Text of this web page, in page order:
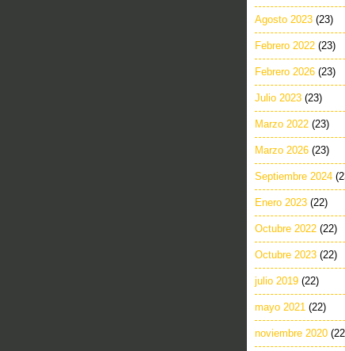
Agosto 2023 (23)
Febrero 2022 (23)
Febrero 2026 (23)
Julio 2023 (23)
Marzo 2022 (23)
Marzo 2026 (23)
Septiembre 2024
Enero 2023 (22)
Octubre 2022 (22)
Octubre 2023 (22)
julio 2019 (22)
mayo 2021 (22)
noviembre 2020